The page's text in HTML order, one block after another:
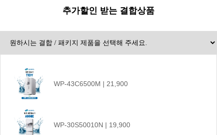
추가할인 받는 결합상품
WP-43C6500M | 21,900
WP-30S50010N | 19,900